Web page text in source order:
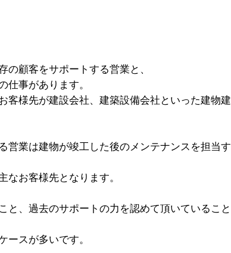
の顧客をサポートする営業と、
仕事があります。
客様先が建設会社、建築設備会社といった建物建
営業は建物が竣工した後のメンテナンスを担当す
なお客様先となります。
と、過去のサポートの力を認めて頂いていること
ースが多いです。